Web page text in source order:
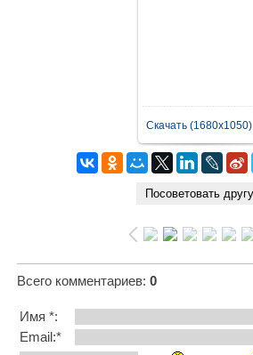
Скачать (1680x1050)
Всего комментариев: 0
Имя *:
Email:*